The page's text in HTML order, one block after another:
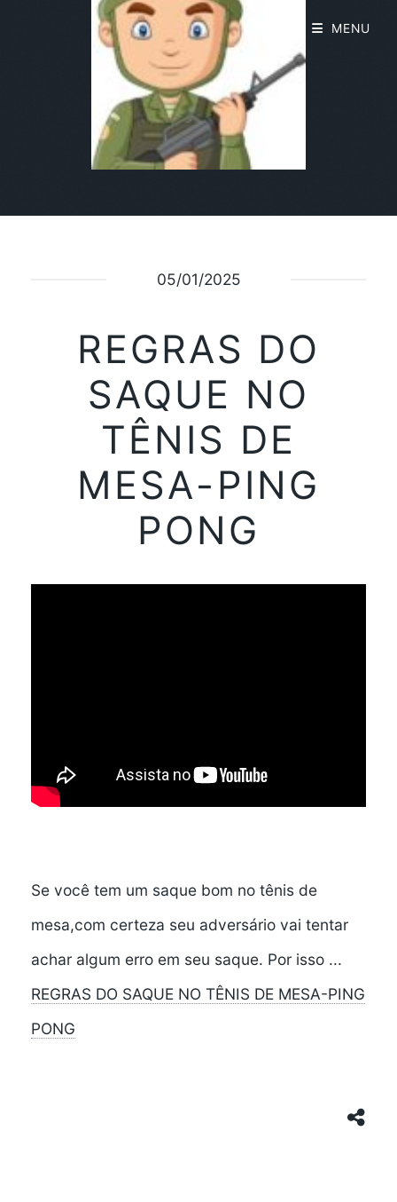
05/01/2025
REGRAS DO
SAQUE NO
TÊNIS DE
MESA-PING
PONG
Se você tem um saque bom no tênis de
mesa,com certeza seu adversário vai tentar
achar algum erro em seu saque. Por isso ...
REGRAS DO SAQUE NO TÊNIS DE MESA-PING
PONG
MENU